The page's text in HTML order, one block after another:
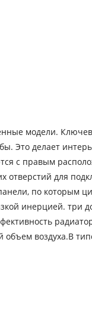
модели.
Это делает
с правым
отверстий для
по которым
инерцией. три
воздуха.В